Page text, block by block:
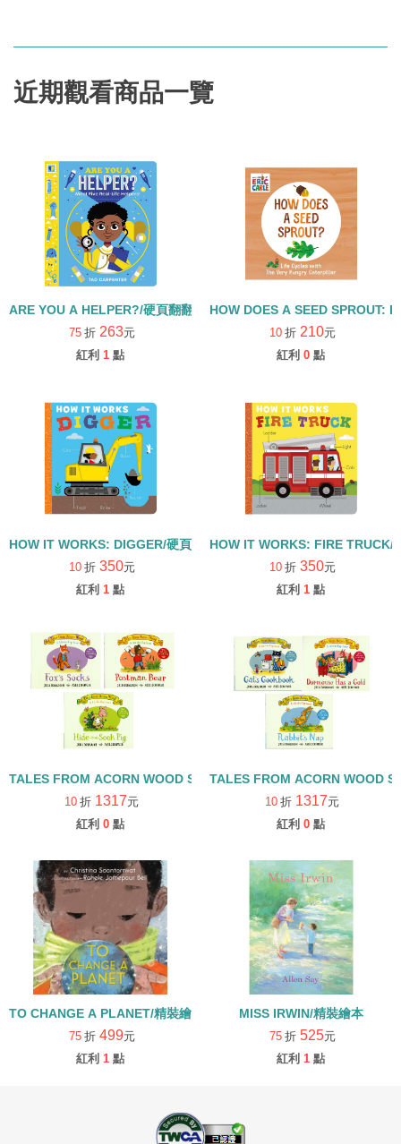
近期觀看商品一覽
ARE YOU A HELPER?/硬頁翻翻書
75 折 263元
紅利 1 點
HOW DOES A SEED SPROUT:
10 折 210元
紅利 0 點
HOW IT WORKS: DIGGER/硬頁書
10 折 350元
紅利 1 點
HOW IT WORKS: FIRE TRUCK/
10 折 350元
紅利 1 點
TALES FROM ACORN WOOD STORY COLLECTION 觀察探索組/
10 折 1317元
紅利 0 點
TALES FROM ACORN WOOD
10 折 1317元
紅利 0 點
TO CHANGE A PLANET/精裝繪本
75 折 499元
紅利 1 點
MISS IRWIN/精裝繪本
75 折 525元
紅利 1 點